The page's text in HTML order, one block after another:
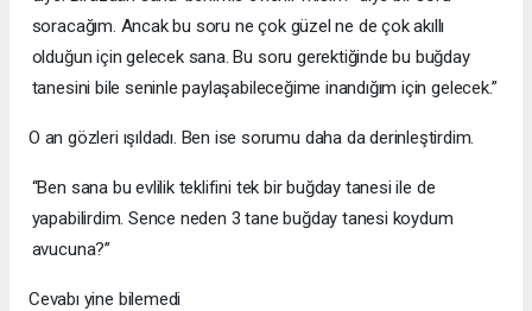
soracağım. Ancak bu soru ne çok güzel ne de çok akıllı
olduğun için gelecek sana. Bu soru gerektiğinde bu buğday
tanesini bile seninle paylaşabileceğime inandığım için gelecek.”
O an gözleri ışıldadı. Ben ise sorumu daha da derinleştirdim.
“Ben sana bu evlilik teklifini tek bir buğday tanesi ile de
yapabilirdim. Sence neden 3 tane buğday tanesi koydum
avucuna?”
Cevabı yine bilemedi